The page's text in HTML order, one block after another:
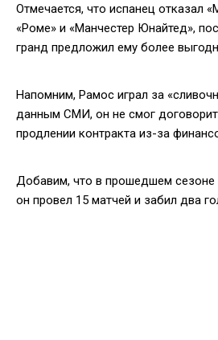
Отмечается, что испанец отказал
«Роме» и «Манчестер Юнайтед»,
гранд предложил ему более
Напомним, Рамос играл за
данным СМИ, он не смог
продлении контракта из-за
Добавим, что в прошедшем сезоне
он провел 15 матчей и забил два